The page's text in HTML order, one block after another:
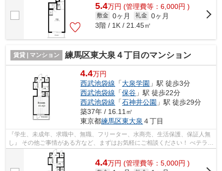
5.4万円 (管理費等：6,000円 )
敷金 0ヶ月 礼金 0ヶ月
3階 / 1K / 21.45㎡
賃貸 | マンション 練馬区東大泉４丁目のマンション
4.4万円
西武池袋線 「大泉学園 」駅 徒歩3分
西武池袋線 「保谷 」駅 徒歩22分
西武池袋線 「石神井公園 」駅 徒歩29分
築37年 / 16.11㎡
東京都練馬区東大泉 ４丁目
『学生、未成年、求職中、無職、フリーター、水商売、生活保護、保証人無
し』 その他ご事情がある方など、まずはお気軽にご相談ください！ べテラン
スタッフが対応致しますのでご希望...
4.4万円 (管理費等：5,000円 )